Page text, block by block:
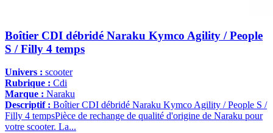
Boîtier CDI débridé Naraku Kymco Agility / People
S / Filly 4 temps
Univers : scooter
Rubrique : Cdi
Marque : Naraku
Descriptif : Boîtier CDI débridé Naraku Kymco Agility / People S /
Filly 4 tempsPièce de rechange de qualité d'origine de Naraku pour
votre scooter. La...